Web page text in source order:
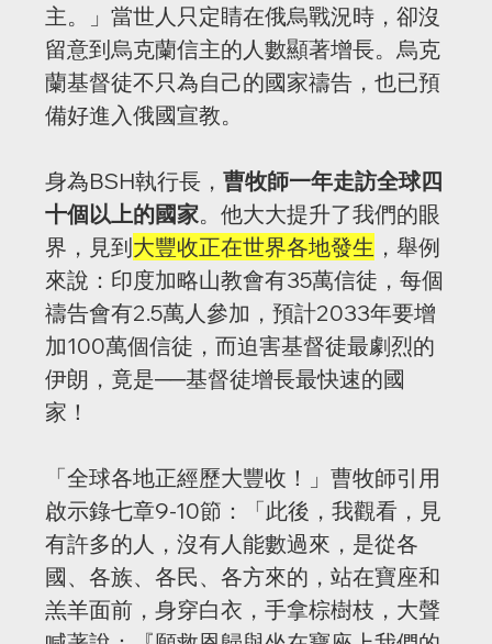
主。」當世人只定睛在俄烏戰況時，卻沒
留意到烏克蘭信主的人數顯著增長。烏克
蘭基督徒不只為自己的國家禱告，也已預
備好進入俄國宣教。
身為BSH執行長， 曹牧師一年走訪全球四
十個以上的國家。他大大提升了我們的眼
界，見到大豐收正在世界各地發生 ，舉例
來說：印度加略山教會有35萬信徒，每個
禱告會有2.5萬人參加，預計2033年要增
加100萬個信徒，而迫害基督徒最劇烈的
伊朗，竟是──基督徒增長最快速的國
家！
「全球各地正經歷大豐收！」曹牧師引用
啟示錄七章9-10節：「此後，我觀看，見
有許多的人，沒有人能數過來，是從各
國、各族、各民、各方來的，站在寶座和
羔羊面前，身穿白衣，手拿棕樹枝，大聲